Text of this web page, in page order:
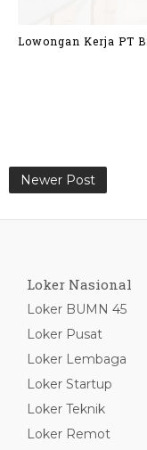
Lowongan Kerja PT
Newer Post
Loker Nasional
Loker BUMN 45
Loker Pusat
Loker Lembaga
Loker Startup
Loker Teknik
Loker Remot